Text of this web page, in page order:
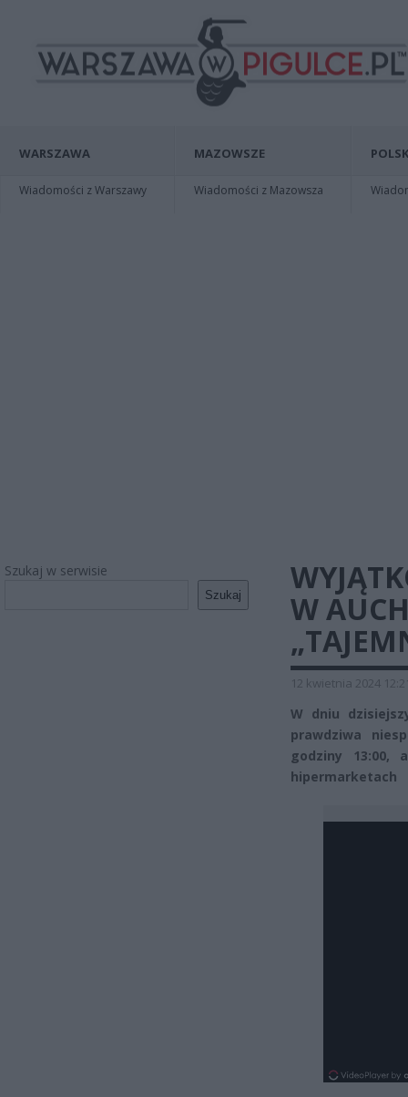
WARSZAWA
Wiadomości z Warszawy
MAZOWSZE
Wiadomości z Mazowsza
Szukaj w serwisie
Szukaj
W
12 kwietnia 2024
W dniu
prawdziwa
godziny 13:00,
hipermarketach